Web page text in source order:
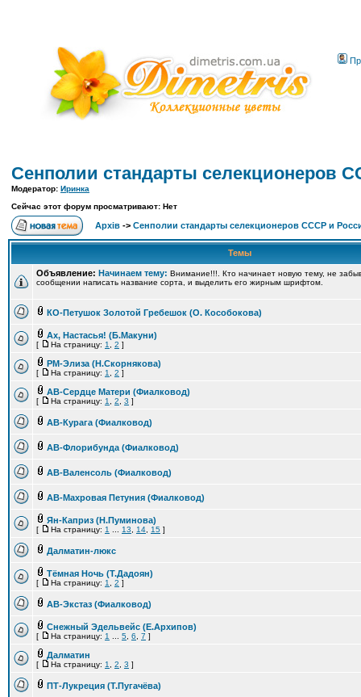
Сенполии стандарты селекционеров
Модератор: Иринка
Сейчас этот форум просматривают: Нет
Архів -> Сенполии стандарты селекционеров СССР и
Темы
Объявление: Начинаем тему: Внимание!!!. Кто начинает новую тему, не
сообщении написать название сорта, и выделить его жирным шрифтом.
КО-Петушок Золотой Гребешок (О. Кособокова)
Ах, Настасья! (Б.Макуни)
[ На страницу: 1 2 ]
РМ-Элиза (Н.Скорнякова)
[ На страницу: 1 2 ]
АВ-Сердце Матери (Фиалковод)
[ На страницу: 1 2 3 ]
АВ-Курага (Фиалковод)
АВ-Флорибунда (Фиалковод)
АВ-Валенсоль (Фиалковод)
АВ-Махровая Петуния (Фиалковод)
Ян-Каприз (Н.Пуминова)
[ На страницу: 1 13 14 15 ]
Далматин-люкс
Тёмная Ночь (Т.Дадоян)
[ На страницу: 1 2 ]
АВ-Экстаз (Фиалковод)
Снежный Эдельвейс (Е.Архипов)
[ На страницу: 1 5 6 7 ]
Далматин
[ На страницу: 1 2 3 ]
ПТ-Лукреция (Т.Пугачёва)